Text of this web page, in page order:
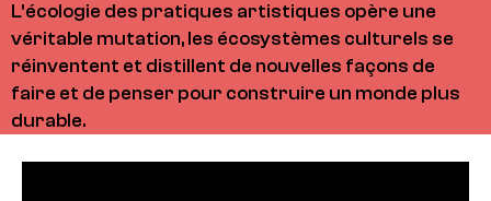
L’écologie des pratiques artistiques opère une
véritable mutation, les écosystèmes culturels se
réinventent et distillent de nouvelles façons de
faire et de penser pour construire un monde plus
durable.